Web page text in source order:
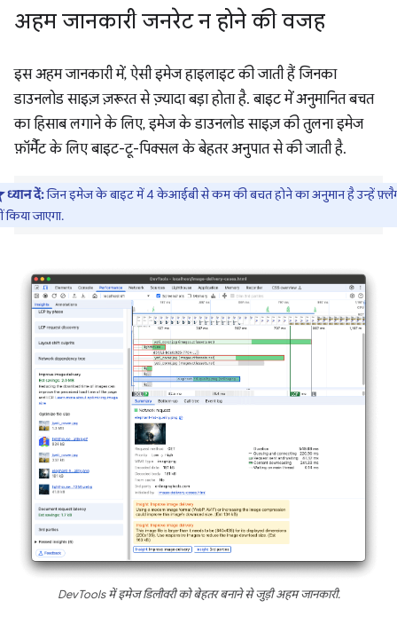
अहम जानकारी जनरेट न होने की वजह
इस अहम जानकारी में, ऐसी इमेज हाइलाइट की जाती हैं जिनका
डाउनलोड साइज़ ज़रूरत से ज़्यादा बड़ा होता है. बाइट में अनुमानित बचत
का हिसाब लगाने के लिए, इमेज के डाउनलोड साइज़ की तुलना इमेज
फ़ॉर्मैट के लिए बाइट-टू-पिक्सल के बेहतर अनुपात से की जाती है.
ध्यान दें:जिन इमेज के बाइट में 4 केआईबी से कम की बचत होने का अनुमान है उन्हें
किया जाएगा.
DevTools में इमेज डिलीवरी को बेहतर बनाने से जुड़ी अहम जानकारी.